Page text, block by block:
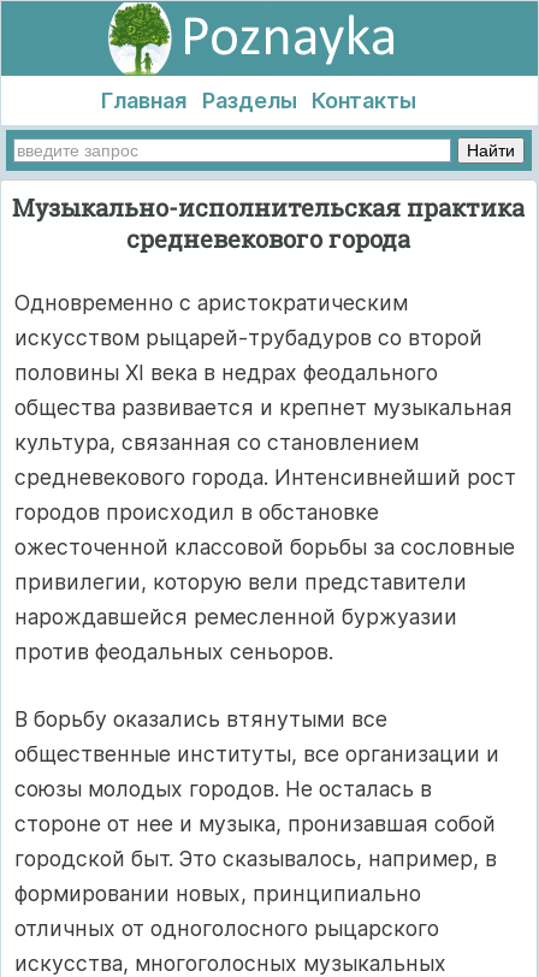
Главная Разделы Контакты
Музыкально-исполнительская практика
средневекового города
Одновременно с аристократическим
искусством рыцарей-трубадуров со второй
половины XI века в недрах феодального
общества развивается и крепнет музыкальная
культура, связанная со становлением
средневекового города. Интенсивнейший рост
городов происходил в обстановке
ожесточенной классовой борьбы за сословные
привилегии, которую вели представители
нарождавшейся ремесленной буржуазии
против феодальных сеньоров.
В борьбу оказались втянутыми все
общественные институты, все организации и
союзы молодых городов. Не осталась в
стороне от нее и музыка, пронизавшая собой
городской быт. Это сказывалось, например, в
формировании новых, принципиально
отличных от одноголосного рыцарского
искусства, многоголосных музыкальных